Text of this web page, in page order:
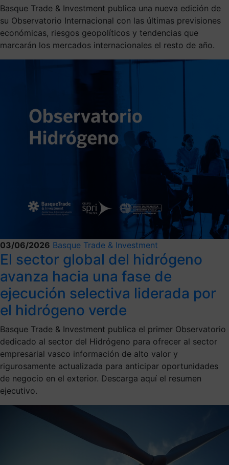
Basque Trade & Investment publica una nueva edición de
su Observatorio Internacional con las últimas previsiones
económicas, riesgos geopolíticos y tendencias que
marcarán los mercados internacionales el resto de año.
03/06/2026 Basque Trade & Investment
El sector global del hidrógeno
avanza hacia una fase de
ejecución selectiva liderada por
el hidrógeno verde
Basque Trade & Investment publica el primer Observatorio
dedicado al sector del Hidrógeno para ofrecer al sector
empresarial vasco información de alto valor y
rigurosamente actualizada para anticipar oportunidades
de negocio en el exterior. Descarga aquí el resumen
ejecutivo.